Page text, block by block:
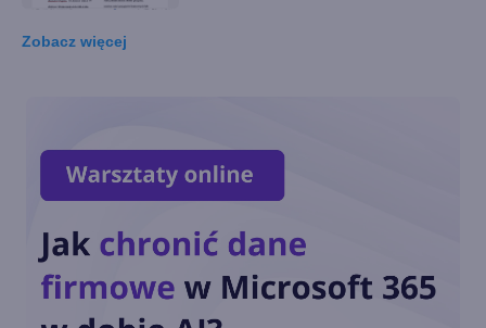
Nowy Outlook już pod koniec
sierpnia dla użytkowników
Microsoft 365
Zobacz więcej